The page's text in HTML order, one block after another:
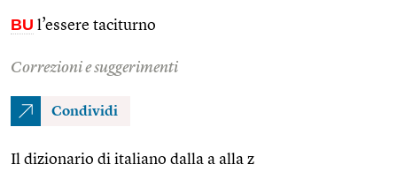
BU l’essere taciturno
Correzioni e suggerimenti
Condividi
Il dizionario di italiano dalla a alla z